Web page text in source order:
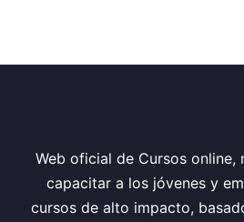
Web oficial de Cursos online,
capacitar a los jóvenes y
cursos de alto impacto,